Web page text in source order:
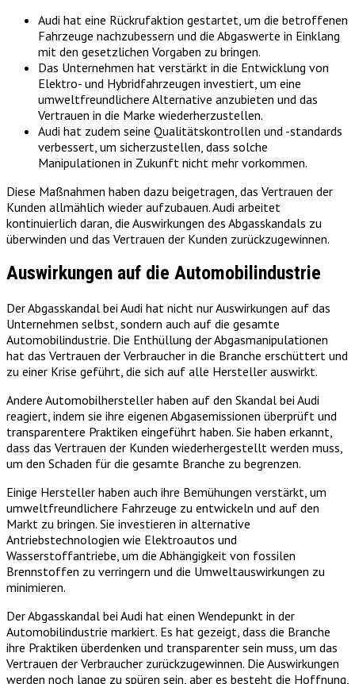
Audi hat eine Rückrufaktion gestartet, um die betroffenen
Fahrzeuge nachzubessern und die Abgaswerte in Einklang
mit den gesetzlichen Vorgaben zu bringen.
Das Unternehmen hat verstärkt in die Entwicklung von
Elektro- und Hybridfahrzeugen investiert, um eine
umweltfreundlichere Alternative anzubieten und das
Vertrauen in die Marke wiederherzustellen.
Audi hat zudem seine Qualitätskontrollen und -standards
verbessert, um sicherzustellen, dass solche
Manipulationen in Zukunft nicht mehr vorkommen.
Diese Maßnahmen haben dazu beigetragen, das Vertrauen der
Kunden allmählich wieder aufzubauen. Audi arbeitet
kontinuierlich daran, die Auswirkungen des Abgasskandals zu
überwinden und das Vertrauen der Kunden zurückzugewinnen.
Auswirkungen auf die Automobilindustrie
Der Abgasskandal bei Audi hat nicht nur Auswirkungen auf das
Unternehmen selbst, sondern auch auf die gesamte
Automobilindustrie. Die Enthüllung der Abgasmanipulationen
hat das Vertrauen der Verbraucher in die Branche erschüttert und
zu einer Krise geführt, die sich auf alle Hersteller auswirkt.
Andere Automobilhersteller haben auf den Skandal bei Audi
reagiert, indem sie ihre eigenen Abgasemissionen überprüft und
transparentere Praktiken eingeführt haben. Sie haben erkannt,
dass das Vertrauen der Kunden wiederhergestellt werden muss,
um den Schaden für die gesamte Branche zu begrenzen.
Einige Hersteller haben auch ihre Bemühungen verstärkt, um
umweltfreundlichere Fahrzeuge zu entwickeln und auf den
Markt zu bringen. Sie investieren in alternative
Antriebstechnologien wie Elektroautos und
Wasserstoffantriebe, um die Abhängigkeit von fossilen
Brennstoffen zu verringern und die Umweltauswirkungen zu
minimieren.
Der Abgasskandal bei Audi hat einen Wendepunkt in der
Automobilindustrie markiert. Es hat gezeigt, dass die Branche
ihre Praktiken überdenken und transparenter sein muss, um das
Vertrauen der Verbraucher zurückzugewinnen. Die Auswirkungen
werden noch lange zu spüren sein, aber es besteht die Hoffnung,